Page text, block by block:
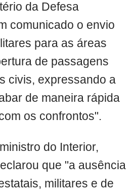
da Defesa
comunicado o envio
para as áreas
de passagens
civis, expressando a
de maneira rápida
os confrontos".
do Interior,
que "a ausência
militares e de